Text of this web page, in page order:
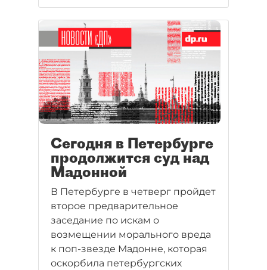
Сегодня в Петербурге
продолжится суд над
Мадонной
В Петербурге в четверг пройдет
второе предварительное
заседание по искам о
возмещении морального вреда
к поп-звезде Мадонне, которая
оскорбила петербургских